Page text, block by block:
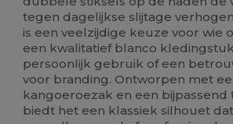
tegen dagelijkse slijtage
is een veelzijdige keuze voor wie
een kwalitatief blanco
persoonlijk gebruik of een
voor branding. Ontworpen met
kangoeroezak en een
biedt het een klassiek silhouet